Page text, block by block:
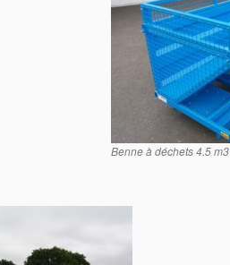
Benne à déchets 4.5 m3